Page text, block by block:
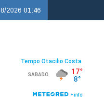
deixa legado de
2026 01:46